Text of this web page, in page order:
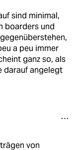
sind minimal,
boarders und
a peu immer
ganz so, als
darauf angelegt
von